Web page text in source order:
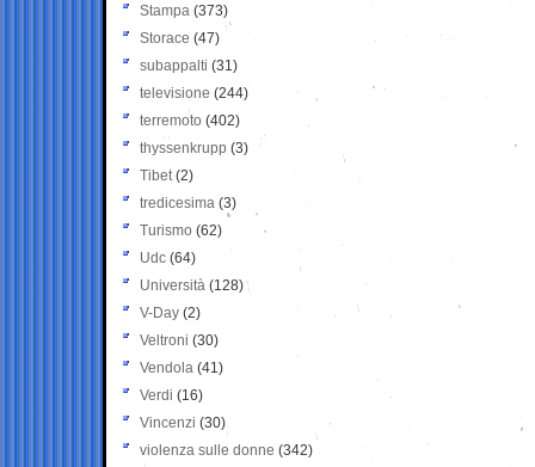
Stampa (373)
Storace (47)
subappalti (31)
televisione(244)
terremoto (402)
thyssenkrupp (3)
Tibet(2)
tredicesima (3)
Turismo (62)
Udc (64)
Università (128)
V-Day (2)
Veltroni (30)
Vendola (41)
Verdi (16)
Vincenzi (30)
violenza sulle donne (342)